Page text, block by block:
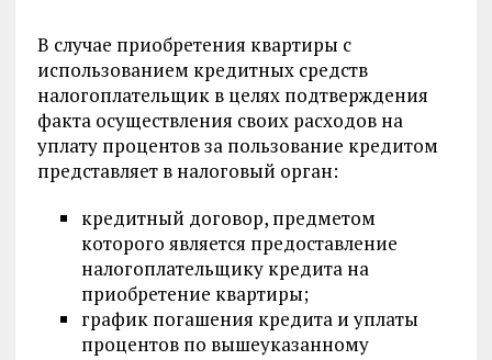
В случае приобретения квартиры с
использованием кредитных средств
налогоплательщик в целях подтверждения
факта осуществления своих расходов на
уплату процентов за пользование кредитом
представляет в налоговый орган:
кредитный договор, предметом
которого является предоставление
налогоплательщику кредита на
приобретение квартиры;
график погашения кредита и уплаты
процентов по вышеуказанному